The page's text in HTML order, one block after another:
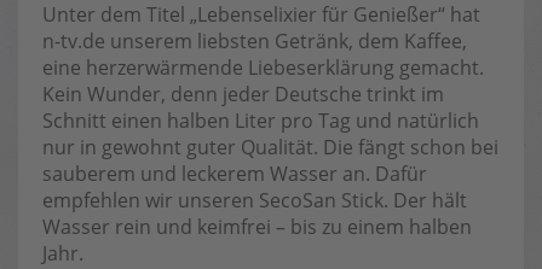
Unter dem Titel „Lebenselixier für Genießer“ hat
n-tv.de unserem liebsten Getränk, dem Kaffee,
eine herzerwärmende Liebeserklärung gemacht.
Kein Wunder, denn jeder Deutsche trinkt im
Schnitt einen halben Liter pro Tag und natürlich
nur in gewohnt guter Qualität. Die fängt schon bei
sauberem und leckerem Wasser an. Dafür
empfehlen wir unseren SecoSan Stick. Der hält
Wasser rein und keimfrei – bis zu einem halben
Jahr.